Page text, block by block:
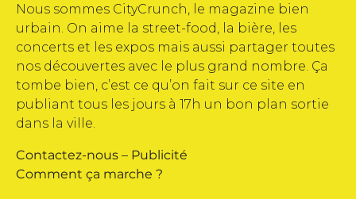
Nous sommes CityCrunch, le magazine bien
urbain. On aime la street-food, la bière, les
concerts et les expos mais aussi partager toutes
nos découvertes avec le plus grand nombre. Ça
tombe bien, c’est ce qu’on fait sur ce site en
publiant tous les jours à 17h un bon plan sortie
dans la ville.
Contactez-nous – Publicité
Comment ça marche ?